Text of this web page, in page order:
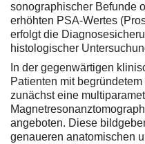
sonographischer Befunde
erhöhten PSA-Wertes
erfolgt die
histologischer
In der gegenwärtigen
Patienten mit
zunächst eine
angeboten. Diese
genaueren anatomischen